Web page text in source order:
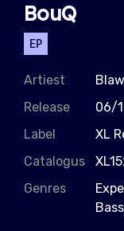
BouQ
EP
Artiest
Release
06/
Label
XL
Catalogus
Genres